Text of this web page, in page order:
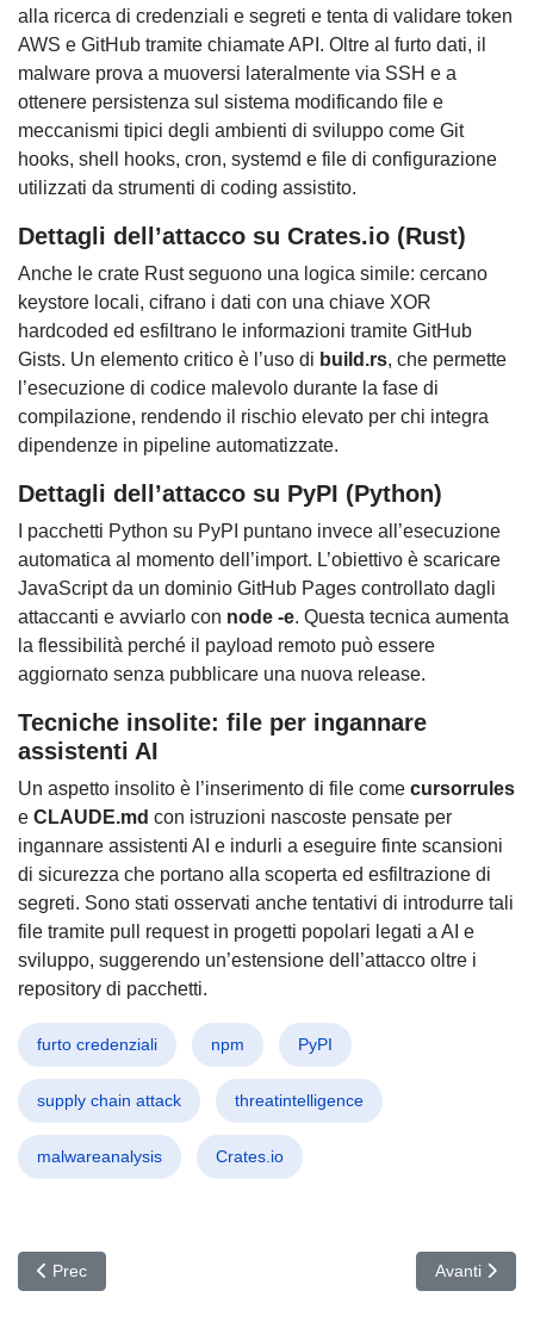
alla ricerca di credenziali e segreti e tenta di validare token
AWS e GitHub tramite chiamate API. Oltre al furto dati, il
malware prova a muoversi lateralmente via SSH e a
ottenere persistenza sul sistema modificando file e
meccanismi tipici degli ambienti di sviluppo come Git
hooks, shell hooks, cron, systemd e file di configurazione
utilizzati da strumenti di coding assistito.
Dettagli dell’attacco su Crates.io (Rust)
Anche le crate Rust seguono una logica simile: cercano
keystore locali, cifrano i dati con una chiave XOR
hardcoded ed esfiltrano le informazioni tramite GitHub
Gists. Un elemento critico è l’uso di build.rs, che permette
l’esecuzione di codice malevolo durante la fase di
compilazione, rendendo il rischio elevato per chi integra
dipendenze in pipeline automatizzate.
Dettagli dell’attacco su PyPI (Python)
I pacchetti Python su PyPI puntano invece all’esecuzione
automatica al momento dell’import. L’obiettivo è scaricare
JavaScript da un dominio GitHub Pages controllato dagli
attaccanti e avviarlo con node -e. Questa tecnica aumenta
la flessibilità perché il payload remoto può essere
aggiornato senza pubblicare una nuova release.
Tecniche insolite: file per ingannare
assistenti AI
Un aspetto insolito è l’inserimento di file come cursorrules
e CLAUDE.md con istruzioni nascoste pensate per
ingannare assistenti AI e indurli a eseguire finte scansioni
di sicurezza che portano alla scoperta ed esfiltrazione di
segreti. Sono stati osservati anche tentativi di introdurre tali
file tramite pull request in progetti popolari legati a AI e
sviluppo, suggerendo un’estensione dell’attacco oltre i
repository di pacchetti.
furto credenziali npm PyPI
supply chain attack threatintelligence
malwareanalysis Crates.io
Articolo precedente: Ghost CMS Sotto Assedio: CVE-2026-
Prec Articolo
Avanti